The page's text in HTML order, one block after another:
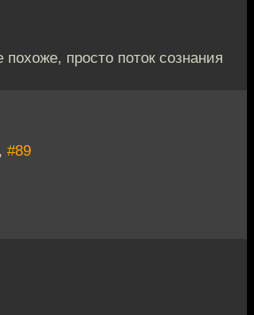
просто поток сознания
#89